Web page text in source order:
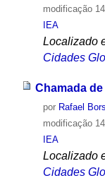
modificação
IEA
Localizado
Cidades
Chamada
por Rafael
modificação
IEA
Localizado
Cidades